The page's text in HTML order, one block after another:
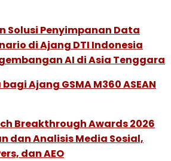
Solusi Penyimpanan Data
di Ajang DTI Indonesia
AI di Asia Tenggara
Ajang GSMA M360 ASEAN
Breakthrough Awards 2026
dan Analisis Media Sosial,
dan AEO